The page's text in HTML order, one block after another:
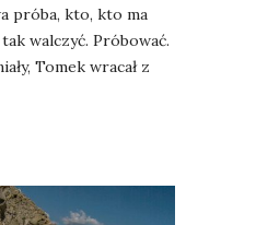
próba, kto, kto ma
walczyć. Próbować.
Tomek wracał z